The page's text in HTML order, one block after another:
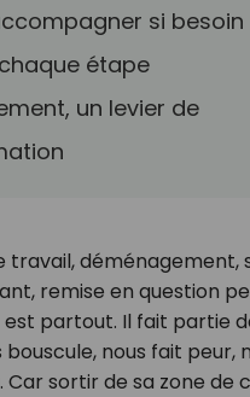
si besoin
étape
un levier de
travail, déménagement,
remise en question
partout. Il fait partie
nous fait peur,
Car sortir de sa zone de